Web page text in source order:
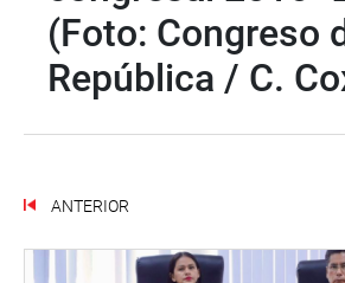
(Foto: Congreso
República / C.
ANTERIOR